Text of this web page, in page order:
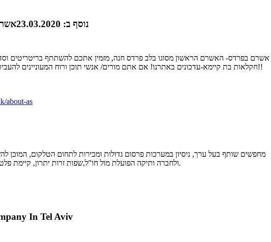
נוסף ב: 23.03.2020
אשרם בפרדס- האשרם הראשון מסוגו בלב פרדס חנה, מזמין אתכם להשתתף בריטריטים
חקלאות בת קיימא-עדכונים באתרנו! אם אתם מורים/ אנשי תוכן ורוח המעוניינים להעביר הרצאה/ סדנה/ קורס/ שיעור אצלנו- צרו עמנו קשר!!
about-as
מחפשים שותף בעל ערך, ניסיון במערכות פרסום גדולות ומכירות לתחום הטלקום, המוכן
ולחברה ותיקה הפועלת מול חו"ל,שפות זרות יתרון, קיימת פלטפורמה מבצעית שפותחה בחברה ופרוייקטים בעולם.
In Tel Aviv